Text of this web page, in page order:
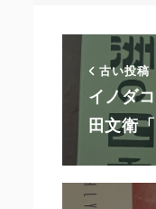
古い投稿
イノダ
田文衛